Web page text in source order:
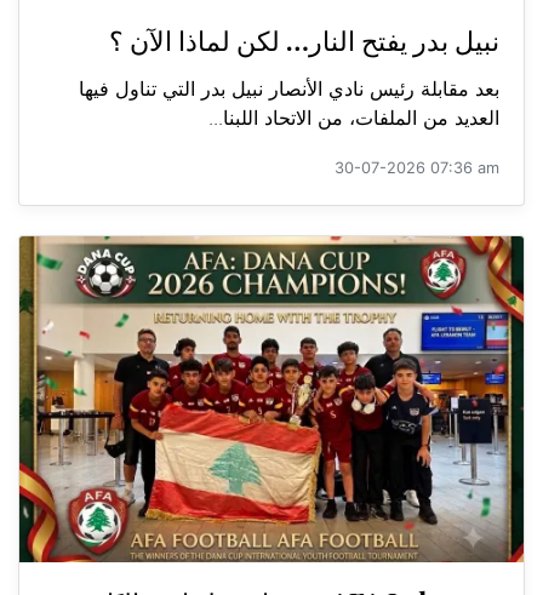
نبيل بدر يفتح النار… لكن لماذا الآن ؟
بعد مقابلة رئيس نادي الأنصار نبيل بدر التي تناول فيها
العديد من الملفات، من الاتحاد اللبنا...
30-07-2026 07:36 am